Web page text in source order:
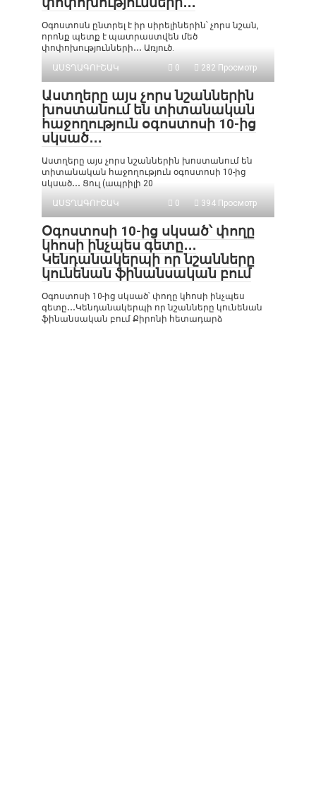
Օգոստոսն ընտրել է իր սիրելիներին՝ չորս նշան,
որոնք պետք է պատրաստվեն մեծ
փոփոխությունների․․․ Առյուծ.
ԱՍՏՂԱԳՈՒՇԱԿ
0 282 Просмотр
Աստղերը այս չորս նշաններին
խոստանում են տիտանական
հաջողություն օգոստոսի 10-ից
սկսած․․․
Աստղերը այս չորս նշաններին խոստանում են
տիտանական հաջողություն օգոստոսի 10-ից
սկսած․․․ Ցուլ (ապրիլի 20
ԱՍՏՂԱԳՈՒՇԱԿ
0 394 Просмотр
Օգոստոսի 10-ից սկսած՝ փողը
կհոսի ինչպես գետը․․․
Կենդանակերպի որ նշանները
կունենան ֆինանսական բում
Օգոստոսի 10-ից սկսած՝ փողը կհոսի ինչպես
գետը․․․Կենդանակերպի որ նշանները կունենան
ֆինանսական բում Քիրոնի հետադարձ